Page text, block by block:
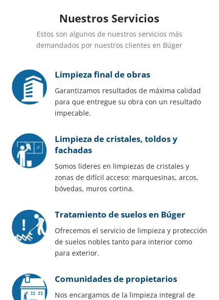
Nuestros Servicios
Estos son algunos de nuestros servicios más
demandados por nuestros clientes en Búger
Limpieza final de obras
Garantizamos resultados de máxima calidad
para que entregue su obra con un resultado
impecable.
Limpieza de cristales, toldos y
fachadas
Somos líderes en limpiezas de cristales y
zonas de difícil acceso: marquesinas, arcos,
bóvedas, muros cortina.
Tratamiento de suelos en Búger
Ofrecemos el servicio de limpieza y protección
de suelos nobles tanto para interior como
para exterior.
Comunidades de propietarios
Nos encargamos de la limpieza integral de